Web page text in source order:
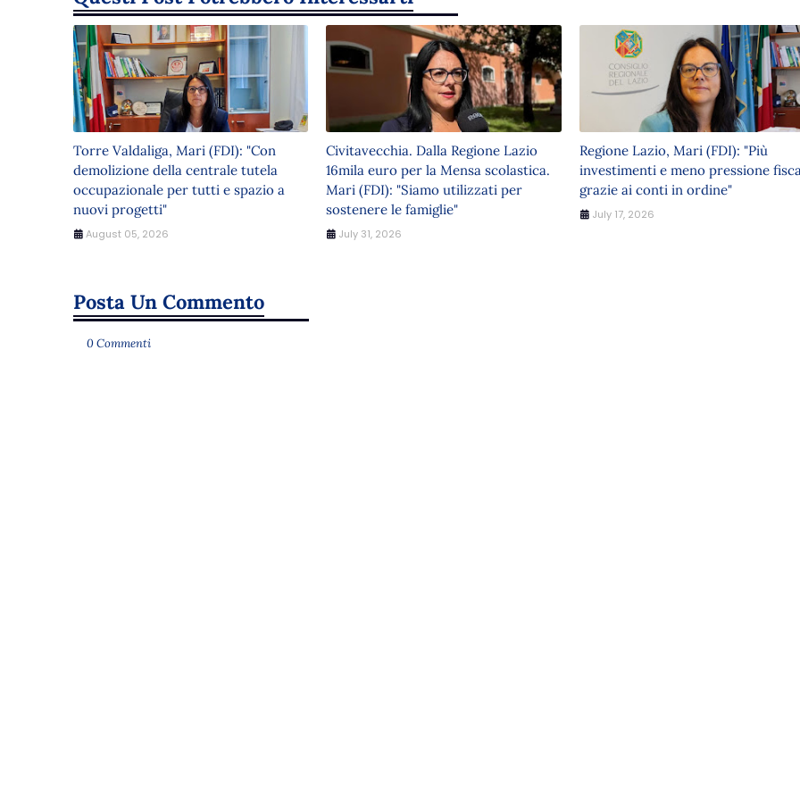
Torre Valdaliga, Mari (FDI): "Con
demolizione della centrale tutela
occupazionale per tutti e spazio a
nuovi progetti"
August 05, 2026
Civitavecchia. Dalla Regione Lazio
16mila euro per la Mensa scolastica.
Mari (FDI): "Siamo utilizzati per
sostenere le famiglie"
July 31, 2026
Regione Lazio, Mari (FDI): "Più
investimenti e meno pressione
grazie ai conti in ordine"
July 17, 2026
Posta Un Commento
0 Commenti